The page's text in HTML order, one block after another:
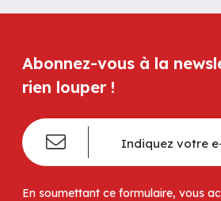
Abonnez-vous à la
rien louper !
En soumettant ce formulaire, vous